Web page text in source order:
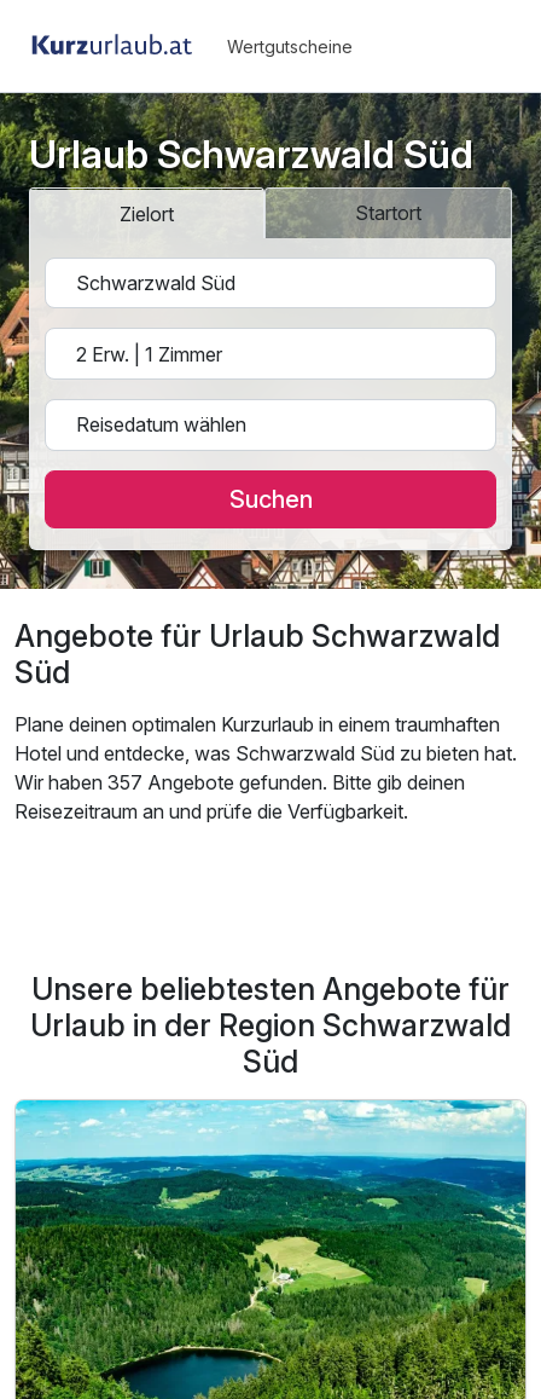
Wertgutscheine
Urlaub Schwarzwald Süd
Zielort Startort
Suchen
Angebote für Urlaub Schwarzwald
Süd
Plane deinen optimalen Kurzurlaub in einem traumhaften
Hotel und entdecke, was Schwarzwald Süd zu bieten hat.
Wir haben 357 Angebote gefunden. Bitte gib deinen
Reisezeitraum an und prüfe die Verfügbarkeit.
Unsere beliebtesten Angebote für
Urlaub in der Region Schwarzwald
Süd